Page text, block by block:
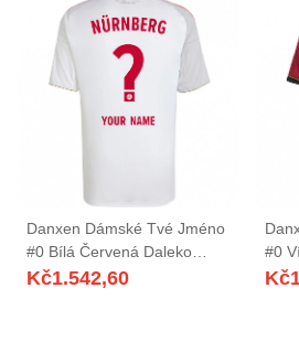
Danxen Dámské Tvé Jméno
#0 Bílá Červená Daleko
Hráčské Dresy 2025/26 Dres
Kč1.542,60
#0
Kč